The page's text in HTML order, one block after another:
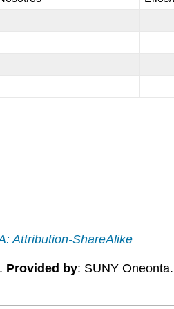
Attribution-ShareAlike
Provided by: SUNY Oneonta.